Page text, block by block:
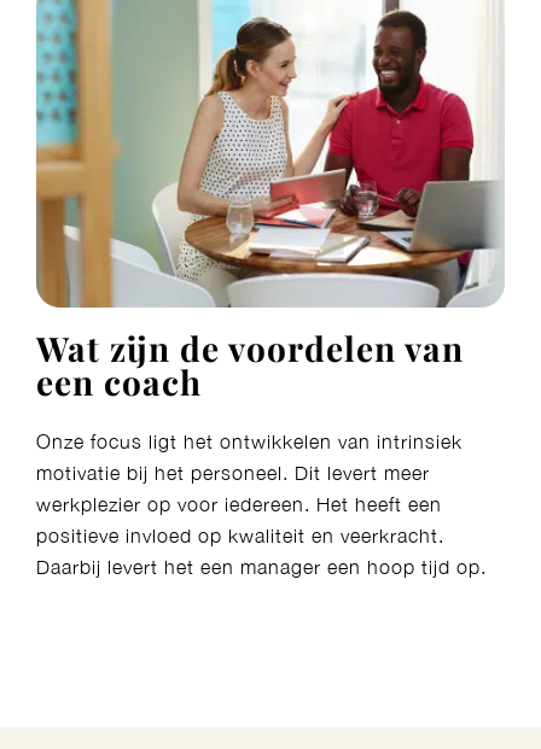
Wat zijn de voordelen van
een coach
Onze focus ligt het ontwikkelen van intrinsiek
motivatie bij het personeel. Dit levert meer
werkplezier op voor iedereen. Het heeft een
positieve invloed op kwaliteit en veerkracht.
Daarbij levert het een manager een hoop tijd op.